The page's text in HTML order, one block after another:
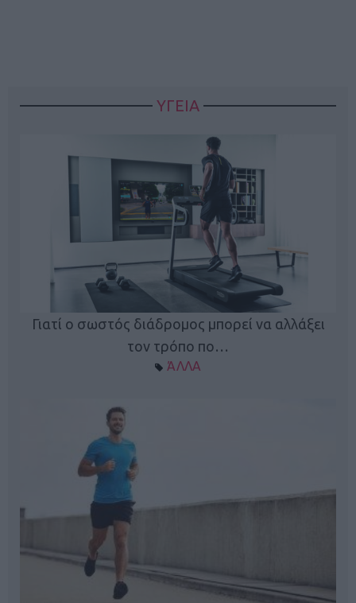
ΥΓΕΙΑ
Γιατί ο σωστός διάδρομος μπορεί να αλλάξει
τον τρόπο πο…
ΆΛΛΑ